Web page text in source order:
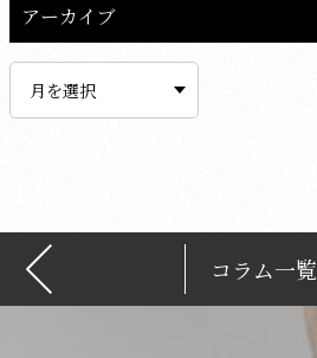
アーカイブ
イ
コラム一覧